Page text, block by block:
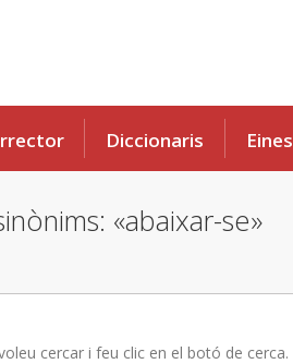
Diccionaris Eines
«abaixar-se»
cercar i feu clic en el botó de cerca.